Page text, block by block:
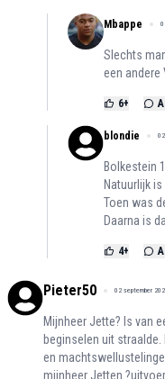
Mbappe
Slechts
een andere
6+
blondie
Bolkestein
Natuurlijk
Toen was
Daarna is
4+
Pieter50 02 september
Mijnheer Jette? Is van
beginselen uit
en
mijnheer Jetten